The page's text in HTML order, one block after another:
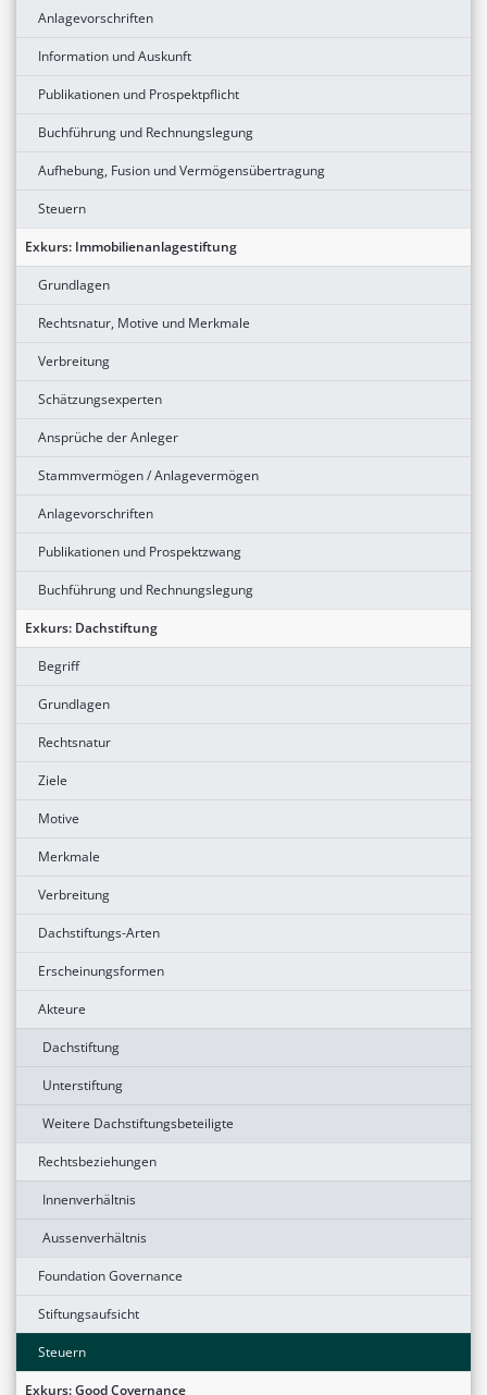
Anlagevorschriften
Information und Auskunft
Publikationen und Prospektpflicht
Buchführung und Rechnungslegung
Aufhebung, Fusion und Vermögensübertragung
Steuern
Exkurs: Immobilienanlagestiftung
Grundlagen
Rechtsnatur, Motive und Merkmale
Verbreitung
Schätzungsexperten
Ansprüche der Anleger
Stammvermögen / Anlagevermögen
Anlagevorschriften
Publikationen und Prospektzwang
Buchführung und Rechnungslegung
Exkurs: Dachstiftung
Begriff
Grundlagen
Rechtsnatur
Ziele
Motive
Merkmale
Verbreitung
Dachstiftungs-Arten
Erscheinungsformen
Akteure
Dachstiftung
Unterstiftung
Weitere Dachstiftungsbeteiligte
Rechtsbeziehungen
Innenverhältnis
Aussenverhältnis
Foundation Governance
Stiftungsaufsicht
Steuern
Exkurs: Good Covernance